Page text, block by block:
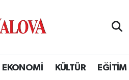
EKONOMİ KÜLTÜR EĞİTİM